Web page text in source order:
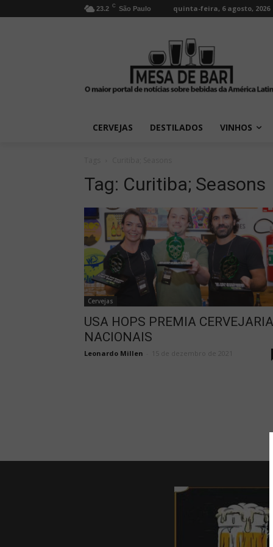
23.2 C São Paulo quinta-feira, 6 agosto, 2026
CERVEJAS DESTILADOS VINHOS
Tag: Curitiba; Seasons
Cervejas
USA HOPS PREMIA
NACIONAIS
Leonardo Millen 15 de dezembro de 2021